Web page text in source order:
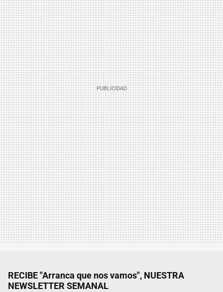
RECIBE "Arranca que nos vamos", NUESTRA
NEWSLETTER SEMANAL